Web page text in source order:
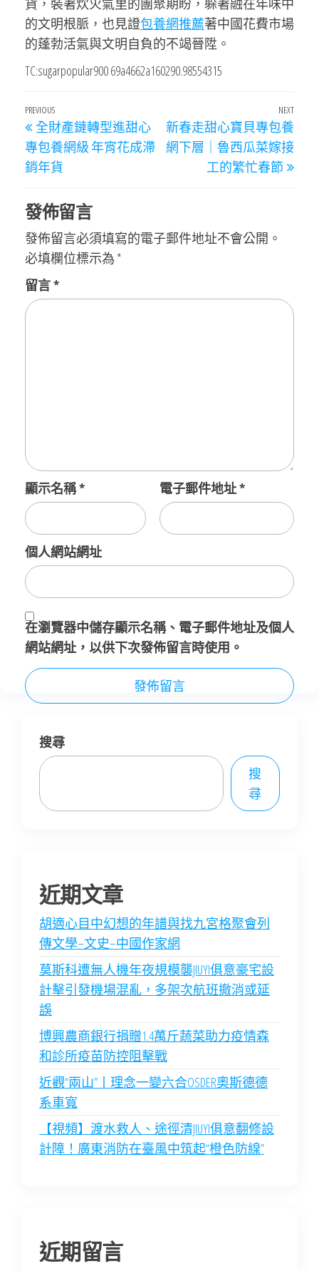
貨，裝著炊火氣里的團聚期盼，躲著融在年味中
的文明根脈，也見證包養網推薦著中國花費市場
的蓬勃活氣與文明自負的不竭晉陞。
TC:sugarpopular900 69a4662a160290.98554315
文
章
導
Previous
Post
PREVIOUS
全財產鏈轉型進甜心
專包養網級 年宵花成滯
銷年貨
Next
Post
NEXT
新春走甜心寶貝專包養
網下層｜魯西瓜菜嫁接
工的繁忙春節
發佈留言
發佈留言必須填寫的電子郵件地址不會公開。
必填欄位標示為 *
留言*
顯示名稱* 電子郵件地址*
個人網站網址
在瀏覽器中儲存顯示名稱、電子郵件地址及個人
網站網址，以供下次發佈留言時使用。
搜尋
搜
尋
近期文章
胡適心目中幻想的年譜與找九宮格聚會列
傳文學–文史–中國作家網
莫斯科遭無人機年夜規模襲JIUYI俱意豪宅設
計擊引發機場混亂，多架次航班撤消或延
誤
博興農商銀行捐贈1.4萬斤蔬菜助力疫情森
和診所疫苗防控阻擊戰
近觀“兩山”丨理念一變六合OSDER奧斯德德
系車寬
【視頻】渡水救人、途徑清JIUYI俱意翻修設
計障！廣東消防在臺風中筑起“橙色防線”
近期留言